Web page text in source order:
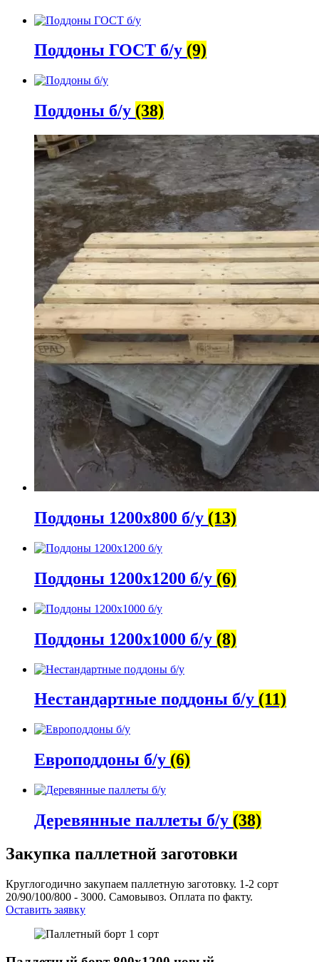
Поддоны ГОСТ б/у (9)
Поддоны б/у (38)
Поддоны 1200х800 б/у (13)
Поддоны 1200х1200 б/у (6)
Поддоны 1200х1000 б/у (8)
Нестандартные поддоны б/у (11)
Европоддоны б/у (6)
Деревянные паллеты б/у (38)
Закупка паллетной заготовки
Круглогодично закупаем паллетную заготовку. 1-2 сорт
20/90/100/800 - 3000. Самовывоз. Оплата по факту.
Оставить заявку